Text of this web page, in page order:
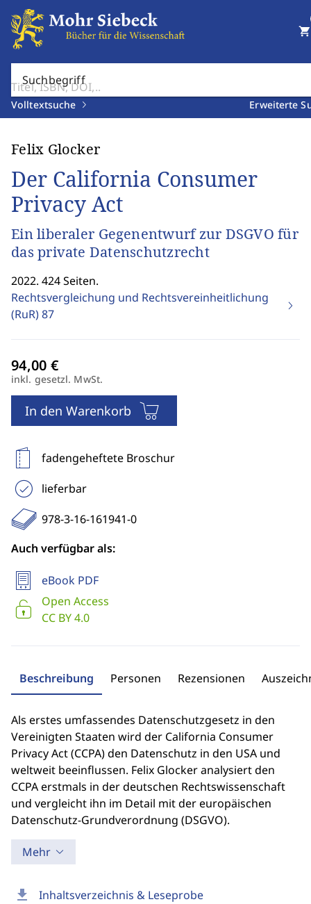
Suchbegriff
Volltextsuche Erweiterte
shopping_cart
download Inhaltsverzeichnis & Leseprobe
Felix Glocker
Der California Consumer
Privacy Act
Ein liberaler Gegenentwurf zur DSGVO für
das private Datenschutzrecht
2022. 424 Seiten.
Rechtsvergleichung und Rechtsvereinheitlichung
(RuR)87
inkl. gesetzl. MwSt.
In den Warenkorb
fadengeheftete Broschur
lieferbar
978-3-16-161941-0
Auch verfügbar als:
eBook PDF
Open Access
CC BY 4.0
Beschreibung Personen Rezensionen
Als erstes umfassendes Datenschutzgesetz in den
Vereinigten Staaten wird der California Consumer
Privacy Act (CCPA) den Datenschutz in den USA und
weltweit beeinflussen. Felix Glocker analysiert den
CCPA erstmals in der deutschen Rechtswissenschaft
und vergleicht ihn im Detail mit der europäischen
Datenschutz-Grundverordnung (DSGVO).
Mehr